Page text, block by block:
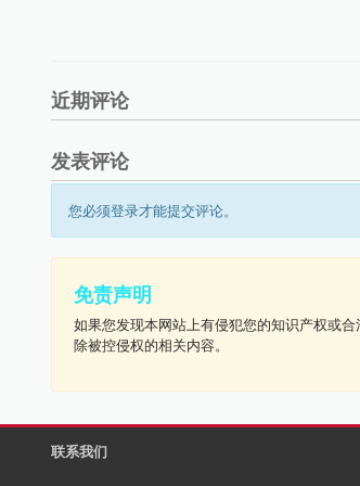
近期评论
发表评论
您必须登录才能提交评论。
免责声明
如果您发现本网站上有侵犯您的知识产权或
除被控侵权的相关内容。
联系我们